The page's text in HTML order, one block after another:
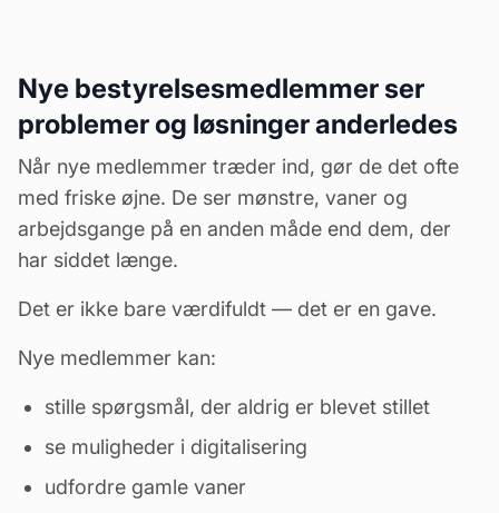
Nye bestyrelsesmedlemmer ser
problemer og løsninger anderledes
Når nye medlemmer træder ind, gør de det ofte
med friske øjne. De ser mønstre, vaner og
arbejdsgange på en anden måde end dem, der
har siddet længe.
Det er ikke bare værdifuldt — det er en gave.
Nye medlemmer kan:
stille spørgsmål, der aldrig er blevet stillet
se muligheder i digitalisering
udfordre gamle vaner